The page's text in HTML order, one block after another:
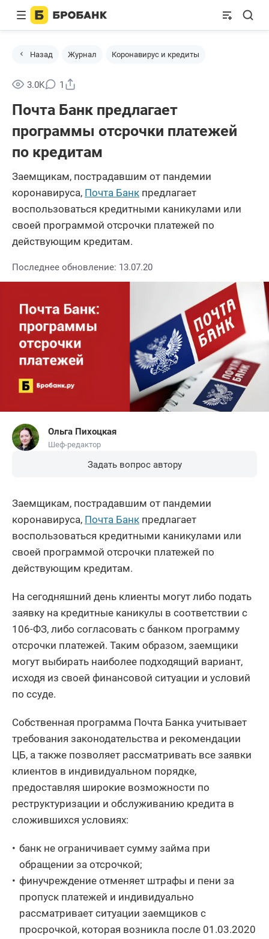
Назад Журнал Коронавирус и кредиты
3.0K 1
Почта Банк предлагает
программы отсрочки платежей
по кредитам
Заемщикам, пострадавшим от пандемии
коронавируса, Почта Банк предлагает
воспользоваться кредитными каникулами или
своей программой отсрочки платежей по
действующим кредитам.
Последнее обновление: 13.07.20
Ольга Пихоцкая
Шеф-редактор
Задать вопрос автору
Заемщикам, пострадавшим от пандемии
коронавируса, Почта Банк предлагает
воспользоваться кредитными каникулами или
своей программой отсрочки платежей по
действующим кредитам.
На сегодняшний день клиенты могут либо подать
заявку на кредитные каникулы в соответствии с
106-ФЗ, либо согласовать с банком программу
отсрочки платежей. Таким образом, заемщики
могут выбирать наиболее подходящий вариант,
исходя из своей финансовой ситуации и условий
по ссуде.
Собственная программа Почта Банка учитывает
требования законодательства и рекомендации
ЦБ, а также позволяет рассматривать все заявки
клиентов в индивидуальном порядке,
предоставляя широкие возможности по
реструктуризации и обслуживанию кредита в
сложившихся условиях:
банк не ограничивает сумму займа при
обращении за отсрочкой;
финучреждение отменяет штрафы и пени за
пропуск платежей и индивидуально
рассматривает ситуации заемщиков с
просрочкой, которая возникла после 01.03.2020